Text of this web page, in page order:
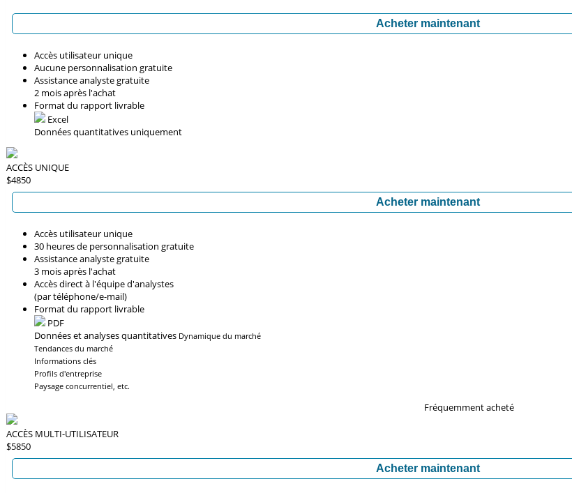
Acheter maintenant
Accès utilisateur unique
Aucune personnalisation gratuite
Assistance analyste gratuite
2 mois après l'achat
Format du rapport livrable
Excel
Données quantitatives uniquement
ACCÈS UNIQUE
$4850
Acheter maintenant
Accès utilisateur unique
30 heures de personnalisation gratuite
Assistance analyste gratuite
3 mois après l'achat
Accès direct à l'équipe d'analystes
(par téléphone/e-mail)
Format du rapport livrable
PDF
Données et analyses quantitatives Dynamique du marché
Tendances du marché
Informations clés
Profils d'entreprise
Paysage concurrentiel, etc.
Fréquemment acheté
ACCÈS MULTI-UTILISATEUR
$5850
Acheter maintenant